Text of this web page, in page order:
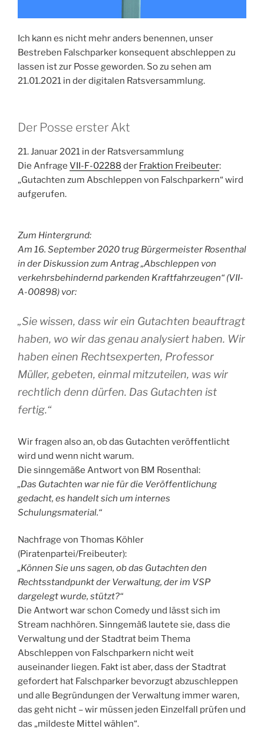
Ich kann es nicht mehr anders benennen, unser
Bestreben Falschparker konsequent abschleppen zu
lassen ist zur Posse geworden. So zu sehen am
21.01.2021 in der digitalen Ratsversammlung.
Der Posse erster Akt
21. Januar 2021 in der Ratsversammlung
Die Anfrage VII-F-02288 der Fraktion Freibeuter:
„Gutachten zum Abschleppen von Falschparkern“ wird
aufgerufen.
Zum Hintergrund:
Am 16. September 2020 trug Bürgermeister Rosenthal
in der Diskussion zum Antrag „Abschleppen von
verkehrsbehindernd parkenden Kraftfahrzeugen“ (VII-
A-00898) vor:
„Sie wissen, dass wir ein Gutachten beauftragt
haben, wo wir das genau analysiert haben. Wir
haben einen Rechtsexperten, Professor
Müller, gebeten, einmal mitzuteilen, was wir
rechtlich denn dürfen. Das Gutachten ist
fertig.“
Wir fragen also an, ob das Gutachten veröffentlicht
wird und wenn nicht warum.
Die sinngemäße Antwort von BM Rosenthal:
„Das Gutachten war nie für die Veröffentlichung
gedacht, es handelt sich um internes
Schulungsmaterial.“
Nachfrage von Thomas Köhler
(Piratenpartei/Freibeuter):
„Können Sie uns sagen, ob das Gutachten den
Rechtsstandpunkt der Verwaltung, der im VSP
dargelegt wurde, stützt?“
Die Antwort war schon Comedy und lässt sich im
Stream nachhören. Sinngemäß lautete sie, dass die
Verwaltung und der Stadtrat beim Thema
Abschleppen von Falschparkern nicht weit
auseinander liegen. Fakt ist aber, dass der Stadtrat
gefordert hat Falschparker bevorzugt abzuschleppen
und alle Begründungen der Verwaltung immer waren,
das geht nicht – wir müssen jeden Einzelfall prüfen und
das „mildeste Mittel wählen“.